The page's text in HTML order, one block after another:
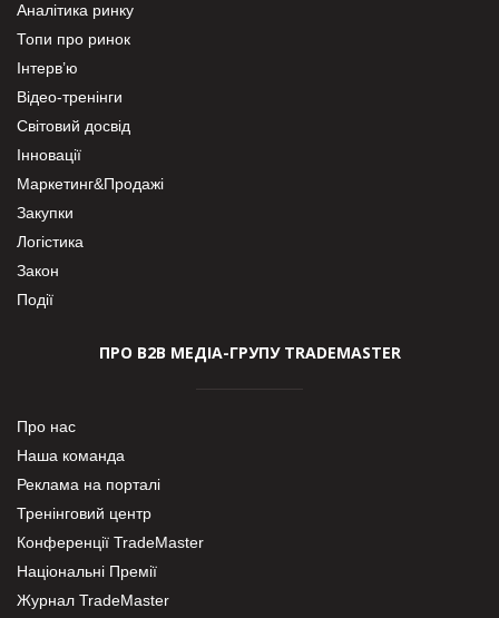
Аналітика ринку
Топи про ринок
Інтерв’ю
Відео-тренінги
Світовий досвід
Інновації
Маркетинг&Продажі
Закупки
Логістика
Закон
Події
ПРО В2В МЕДІА-ГРУПУ TRADEMASTER
Про нас
Наша команда
Реклама на порталі
Тренінговий центр
Конференції TradeMaster
Національні Премії
Журнал TradeMaster